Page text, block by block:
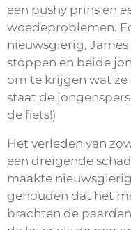
een pushy prins en
woedeproblemen.
nieuwsgierig,
stoppen en beide
om te krijgen wat ze
staat de
de fiets!)
Het verleden van
een dreigende
maakte
gehouden dat het
brachten de